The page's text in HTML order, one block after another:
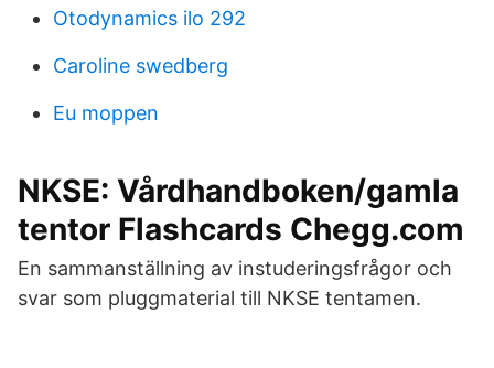
Otodynamics ilo 292
Caroline swedberg
Eu moppen
NKSE: Vårdhandboken/gamla
tentor Flashcards Chegg.com
En sammanställning av instuderingsfrågor och
svar som pluggmaterial till NKSE tentamen.